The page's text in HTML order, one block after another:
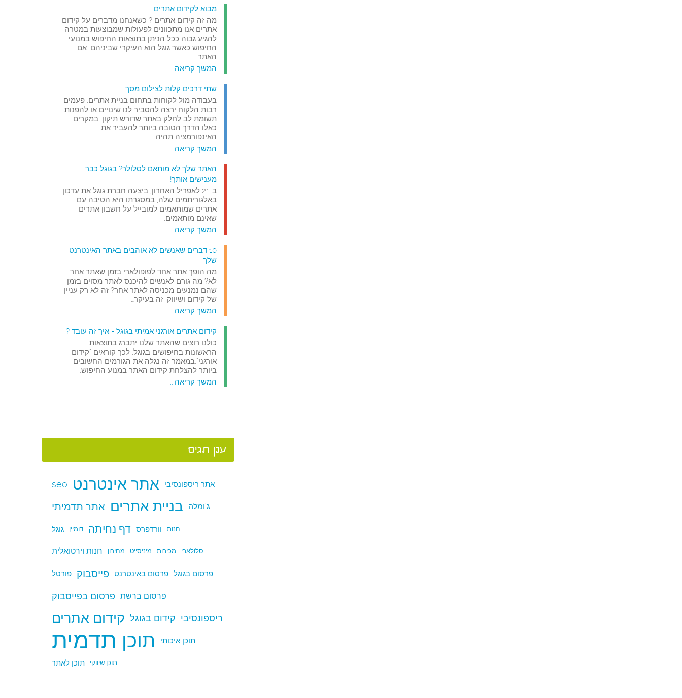
מבוא לקידום אתרים
מה זה קידום אתרים ? כשאנחנו מדברים על קידום
אתרים אנו מתכוונים לפעולות שמבוצעות במטרה
להגיע גבוה ככל הניתן בתוצאות החיפוש במנועי
החיפוש כאשר גוגל הוא העיקרי שביניהם. אם
האתר…
המשך קריאה...
שתי דרכים קלות לצילום מסך
בעבודה מול לקוחות בתחום בניית אתרים, פעמים
רבות הלקוח ירצה להסביר לנו שינויים או להפנות
תשומת לב לחלק באתר שדורש תיקון. במקרים
כאלו הדרך הטובה ביותר להעביר את
האינפורמציה תהיה…
המשך קריאה...
האתר שלך לא מותאם לסלולר? בגוגל כבר
מענישים אותך!
ב-21 לאפריל האחרון, ביצעה חברת גוגל את עדכון
באלגוריתמים שלה, במסגרתו היא הטיבה עם
אתרים שמותאמים למובייל על חשבון אתרים
שאינם מותאמים.
המשך קריאה...
10 דברים שאנשים לא אוהבים באתר האינטרנט
שלך
מה הופך אתר אחד לפופולארי בזמן שאתר אחר
לא? מה גורם לאנשים להיכנס לאתר מסוים בזמן
שהם נמנעים מכניסה לאתר אחר? זה לא רק עניין
של קידום ושיווק, זה בעיקר…
המשך קריאה...
קידום אתרים אורגני אמיתי בגוגל - איך זה עובד ?
כולנו רוצים שהאתר שלנו יתברג בתוצאות
הראשונות בחיפושים בגוגל. לכך קוראים "קידום
אורגני".במאמר זה נגלה את הגורמים החשובים
ביותר להצלחת קידום האתר במנוע החיפוש.
המשך קריאה...
ענן תגים
seo אתר אינטרנט אתר ריספונסיבי
אתר תדמיתי בניית אתרים ג'ומלה
גוגל דומיין דף נחיתה וורדפרס חנות
חנות וירטואלית מחירון מיניסייט מכירות סלולארי
פורטל פייסבוק פרסום באינטרנט פרסום בגוגל
פרסום בפייסבוק פרסום ברשת
קידום אתרים קידום בגוגל ריספונסיבי
תדמית תוכן תוכן איכותי
תוכן לאתר תוכן שיווקי